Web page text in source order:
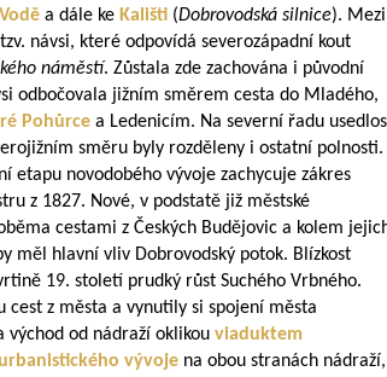
a dále ke Kališti (Dobrovodská silnice). Mezi
návsi, které odpovídá severozápadní kout
náměstí. Zůstala zde zachována i původní
odbočovala jižním směrem cesta do Mladého,
Pohůrce a Ledenicím. Na severní řadu
směru byly rozděleny i ostatní polnosti.
etapu novodobého vývoje zachycuje zákres
z 1827. Nové, v podstatě již městské
cestami z Českých Budějovic a kolem
měl hlavní vliv Dobrovodský potok. Blízkost
19. století prudký růst Suchého Vrbného.
z města a vynutily si spojení města
východ od nádraží oklikou viaduktem
vývoje na obou stranách nádraží,